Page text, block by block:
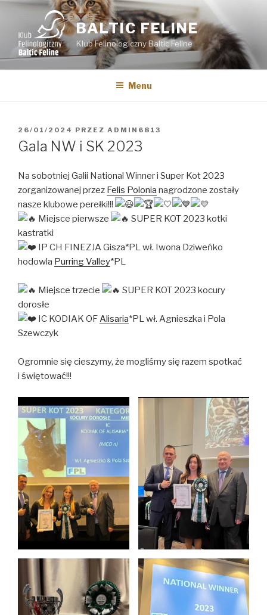
Przejdź
treści
BALTIC FELINE
Klub Felinologiczny Baltic Feline
Menu
OPUBLIKOWANE
W
26/01/2024 PRZEZ ADMIN6813
Gala NW i SK 2023
Na sobotniej Galii National Winner i Super Kot 2023
zorganizowanej przez Felis Polonia nagrodzone zostały
nasze klubowe perełki!!!
Miejsce pierwsze
SUPER KOT 2023 kotki
kastratki
IP CH FINEZJA Gisza*PL wł. Iwona Dziweńko
hodowla Purring Valley*PL
Miejsce trzecie
SUPER KOT 2023 kocury
dorosłe
IC KODIAK OFAlisaria*PL wł. Agnieszka i Pola
Szewczyk
Ogromnie się cieszymy, że mogliśmy się razem spotkać
i świętować!!!